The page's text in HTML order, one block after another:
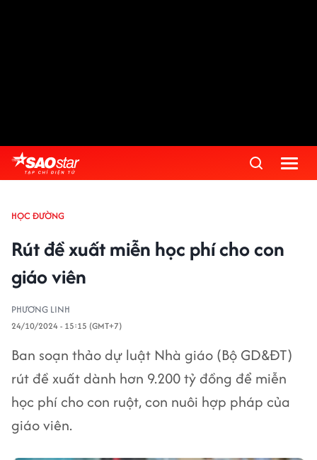
HỌC ĐƯỜNG
Rút đề xuất miễn học phí cho con
giáo viên
PHƯƠNG LINH
24/10/2024 - 15:15 (GMT+7)
Ban soạn thảo dự luật Nhà giáo (Bộ GD&ĐT)
rút đề xuất dành hơn 9.200 tỷ đồng để miễn
học phí cho con ruột, con nuôi hợp pháp của
giáo viên.